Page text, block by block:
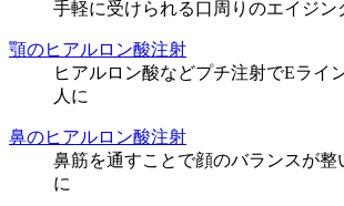
手軽に受けられる口周りのエイジン
顎のヒアルロン酸注射
ヒアルロン酸などプチ注射でEライ
人に
鼻のヒアルロン酸注射
鼻筋を通すことで顔のバランスが整
に